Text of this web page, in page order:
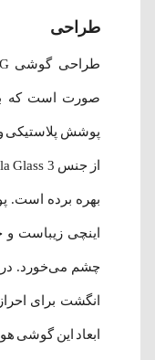
طراحی
صورت است که
پوشش پلاستیکی
اینچی زیباست
چشم می‌خورد.
انگشت برای